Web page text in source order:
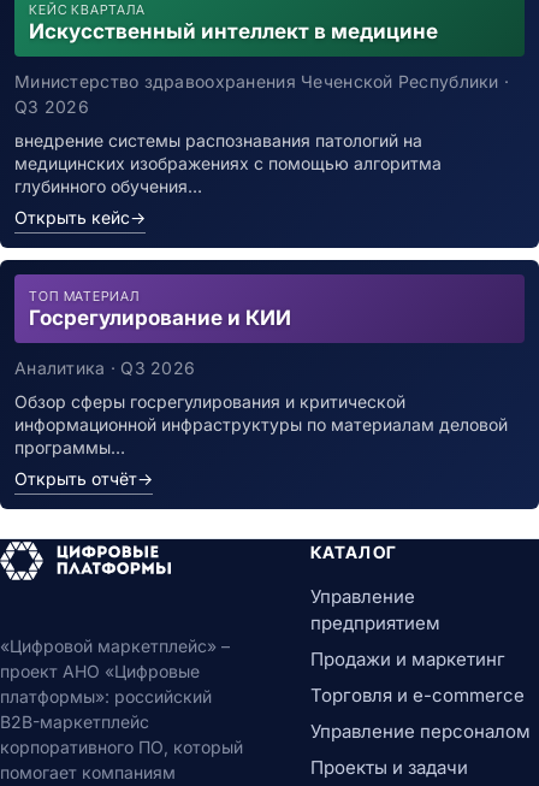
КЕЙС КВАРТАЛА
Искусственный интеллект в медицине
Министерство здравоохранения Чеченской Республики ·
Q3 2026
внедрение системы распознавания патологий на
медицинских изображениях с помощью алгоритма
глубинного обучения…
Открыть кейс→
ТОП МАТЕРИАЛ
Госрегулирование и КИИ
Аналитика · Q3 2026
Обзор сферы госрегулирования и критической
информационной инфраструктуры по материалам деловой
программы…
Открыть отчёт→
«Цифровой маркетплейс» –
проект АНО «Цифровые
платформы»: российский
B2B-маркетплейс
корпоративного ПО, который
помогает компаниям
КАТАЛОГ
Управление
предприятием
Продажи и маркетинг
Торговля и e-commerce
Управление персоналом
Проекты и задачи